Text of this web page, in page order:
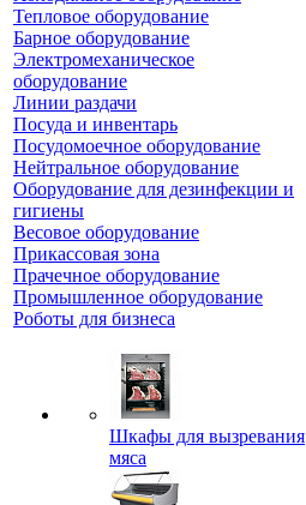
Тепловое оборудование
Барное оборудование
Электромеханическое
оборудование
Линии раздачи
Посуда и инвентарь
Посудомоечное оборудование
Нейтральное оборудование
Оборудование для дезинфекции и
гигиены
Весовое оборудование
Прикассовая зона
Прачечное оборудование
Промышленное оборудование
Роботы для бизнеса
Шкафы для вызревания
мяса